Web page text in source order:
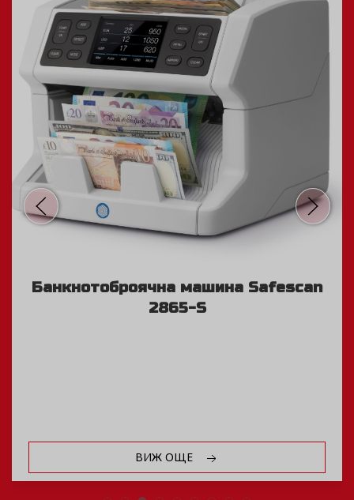
Банкнотоброячна машина Safescan
2865-S
ВИЖ ОЩЕ